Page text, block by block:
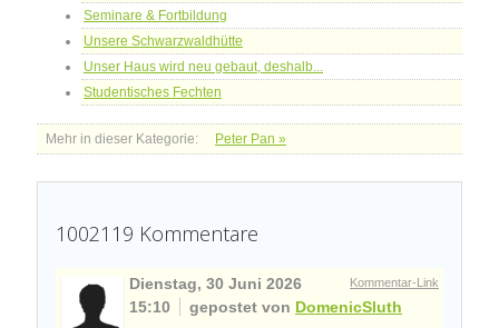
Seminare & Fortbildung
Unsere Schwarzwaldhütte
Unser Haus wird neu gebaut, deshalb...
Studentisches Fechten
Mehr in dieser Kategorie: Peter Pan »
1002119 Kommentare
Kommentar-Link
Dienstag, 30 Juni 2026
15:10
gepostet von DomenicSluth